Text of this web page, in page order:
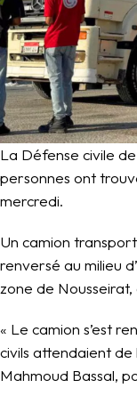
La Défense civile
personnes ont
mercredi.
Un camion
renversé au milieu
zone de
« Le camion s’est
civils attendaient de
Mahmoud Bassal,